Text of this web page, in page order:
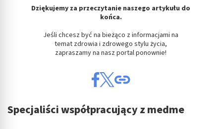
Dziękujemy za przeczytanie naszego artykułu do
końca.
Jeśli chcesz być na bieżąco z informacjami na
temat zdrowia i zdrowego stylu życia,
zapraszamy na nasz portal ponownie!
Specjaliści współpracujący z medme